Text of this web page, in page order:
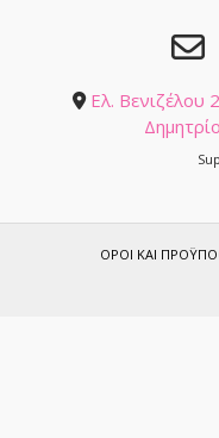
Ελ. Βενιζέλου
ΌΡΟΙ ΚΑΙ